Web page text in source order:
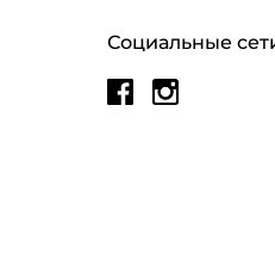
Социальные